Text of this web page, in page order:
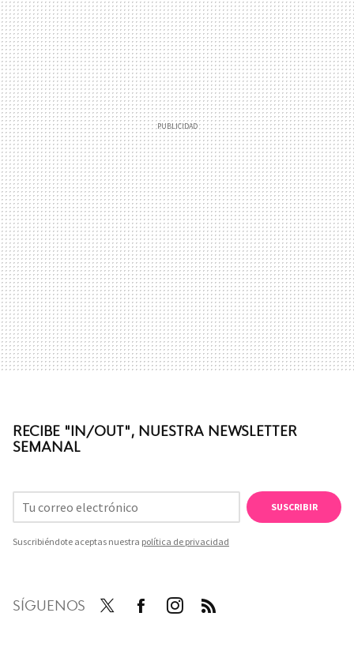
RECIBE "IN/OUT", NUESTRA NEWSLETTER
SEMANAL
SUSCRIBIR
Suscribiéndote aceptas nuestra política de privacidad
SÍGUENOS